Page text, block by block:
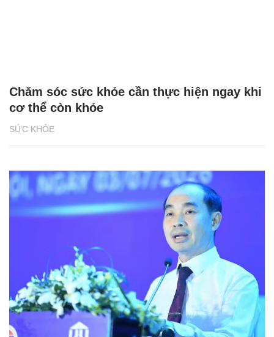
SỨC KHỎE
Chăm sóc sức khỏe cần thực hiện ngay khi
cơ thể còn khỏe